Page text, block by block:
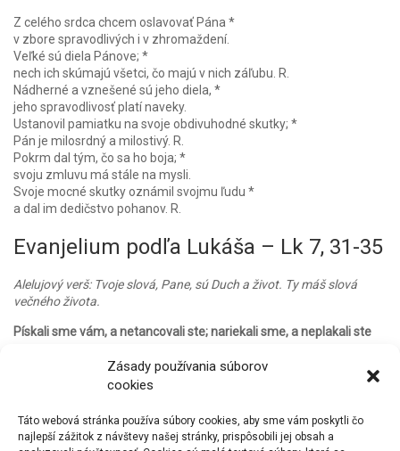
Zásady používania súborov
cookies
Táto webová stránka používa súbory cookies, aby sme vám poskytli čo
najlepší zážitok z návštevy našej stránky, prispôsobili jej obsah a
Z celého srdca chcem oslavovať Pána *
v zbore spravodlivých i v zhromaždení.
Veľké sú diela Pánove; *
nech ich skúmajú všetci, čo majú v nich záľubu. R.
Nádherné a vznešené sú jeho diela, *
jeho spravodlivosť platí naveky.
Ustanovil pamiatku na svoje obdivuhodné skutky; *
Pán je milosrdný a milostivý. R.
Pokrm dal tým, čo sa ho boja; *
svoju zmluvu má stále na mysli.
Svoje mocné skutky oznámil svojmu ľudu *
a dal im dedičstvo pohanov. R.
Evanjelium podľa Lukáša – Lk 7, 31-35
Alelujový verš: Tvoje slová, Pane, sú Duch a život. Ty máš slová
večného života.
Pískali sme vám, a netancovali ste; nariekali sme, a neplakali ste
pokolenia? Komu sú podobní?
Podobajú sa deťom, čo vysedávajú na námestí a pokrikujú jedno
neplakali ste.‘
Prišiel Ján Krstiteľ, nejedol chlieb a nepil víno, a hovoríte: ‚Je